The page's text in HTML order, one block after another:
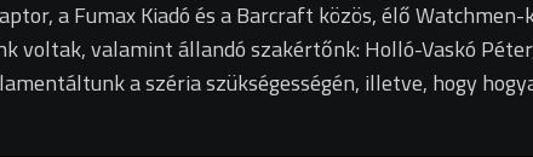
a Fumax Kiadó és a Barcraft közös, élő
voltak, valamint állandó szakértőnk: Holló-Vaskó
a széria szükségességén, illetve, hogy